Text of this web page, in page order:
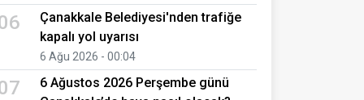
Çanakkale Belediyesi'nden trafiğe
kapalı yol uyarısı
6 Ağu 2026 - 00:04
6 Ağustos 2026 Perşembe günü